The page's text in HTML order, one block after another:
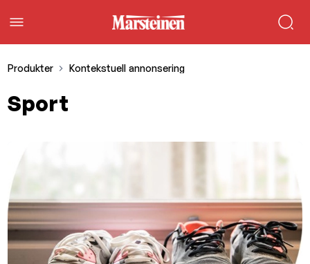
Produkter Kontekstuell annonsering
Sport